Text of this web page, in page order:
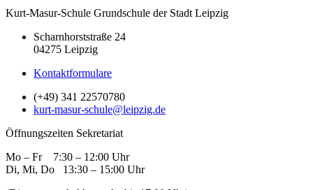
Kurt-Masur-Schule Grundschule der Stadt Leipzig
Scharnhorststraße 24
04275 Leipzig
Kontaktformulare
(+49) 341 22570780
kurt-masur-schule@leipzig.de
Öffnungszeiten Sekretariat
Mo – Fr 7:30 – 12:00 Uhr
Di, Mi, Do 13:30 – 15:00 Uhr